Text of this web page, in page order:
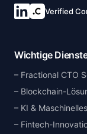
Verified
Wichtige
Fractional CTO
Blockchain-
KI &
Fintech-